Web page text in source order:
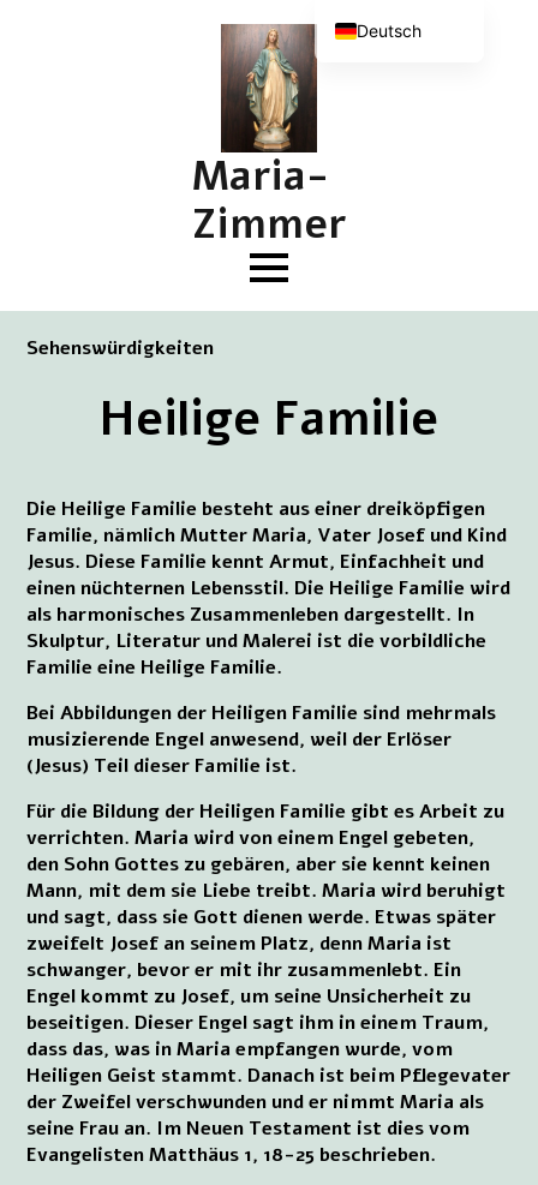
Maria-
Zimmer
Sehenswürdigkeiten
Heilige Familie
Die Heilige Familie besteht aus einer dreiköpfigen
Familie, nämlich Mutter Maria, Vater Josef und Kind
Jesus. Diese Familie kennt Armut, Einfachheit und
einen nüchternen Lebensstil. Die Heilige Familie wird
als harmonisches Zusammenleben dargestellt. In
Skulptur, Literatur und Malerei ist die vorbildliche
Familie eine Heilige Familie.
Bei Abbildungen der Heiligen Familie sind mehrmals
musizierende Engel anwesend, weil der Erlöser
(Jesus) Teil dieser Familie ist.
Für die Bildung der Heiligen Familie gibt es Arbeit zu
verrichten. Maria wird von einem Engel gebeten,
den Sohn Gottes zu gebären, aber sie kennt keinen
Mann, mit dem sie Liebe treibt. Maria wird beruhigt
und sagt, dass sie Gott dienen werde. Etwas später
zweifelt Josef an seinem Platz, denn Maria ist
schwanger, bevor er mit ihr zusammenlebt. Ein
Engel kommt zu Josef, um seine Unsicherheit zu
beseitigen. Dieser Engel sagt ihm in einem Traum,
dass das, was in Maria empfangen wurde, vom
Heiligen Geist stammt. Danach ist beim Pflegevater
der Zweifel verschwunden und er nimmt Maria als
seine Frau an. Im Neuen Testament ist dies vom
Evangelisten Matthäus 1, 18-25 beschrieben.
Deutsch